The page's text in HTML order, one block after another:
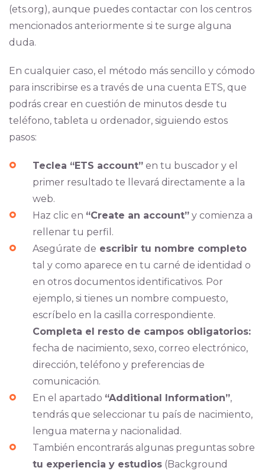
(ets.org), aunque puedes contactar con los centros
mencionados anteriormente si te surge alguna
duda.
En cualquier caso, el método más sencillo y cómodo
para inscribirse es a través de una cuenta ETS, que
podrás crear en cuestión de minutos desde tu
teléfono, tableta u ordenador, siguiendo estos
pasos:
Teclea “ETS account”en tu buscador y el
primer resultado te llevará directamente a la
web.
Haz clic en “Create an account”y comienza a
rellenar tu perfil.
Asegúrate de escribir tu nombre completo
tal y como aparece en tu carné de identidad o
en otros documentos identificativos. Por
ejemplo, si tienes un nombre compuesto,
escríbelo en la casilla correspondiente.
Completa el resto de campos obligatorios:
fecha de nacimiento, sexo, correo electrónico,
dirección, teléfono y preferencias de
comunicación.
En el apartado “Additional Information”,
tendrás que seleccionar tu país de nacimiento,
lengua materna y nacionalidad.
También encontrarás algunas preguntas sobre
tu experiencia y estudios(Background